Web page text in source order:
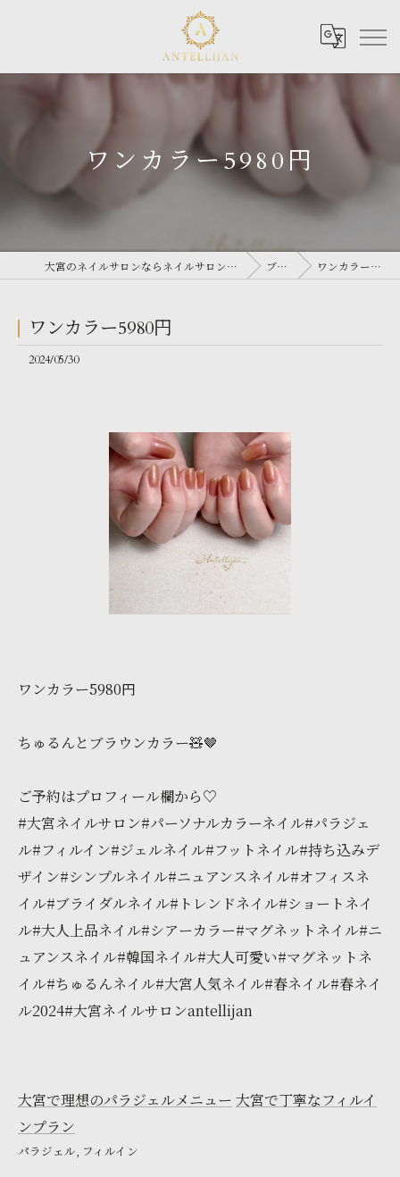
ワンカラー5980円
大宮のネイルサロンならネイルサロン Antellijan 大宮 ブログ ワンカラー5980円
ワンカラー5980円
2024/05/30
ワンカラー5980円
ちゅるんとブラウンカラー🧸🤎
ご予約はプロフィール欄から♡
#大宮ネイルサロン#パーソナルカラーネイル#パラジェ
ル#フィルイン#ジェルネイル#フットネイル#持ち込みデ
ザイン#シンプルネイル#ニュアンスネイル#オフィスネ
イル#ブライダルネイル#トレンドネイル#ショートネイ
ル#大人上品ネイル#シアーカラー#マグネットネイル#ニ
ュアンスネイル#韓国ネイル#大人可愛い#マグネットネ
イル#ちゅるんネイル#大宮人気ネイル#春ネイル#春ネイ
ル2024#大宮ネイルサロンantellijan
大宮で理想のパラジェルメニュー 大宮で丁寧なフィルイ
ンプラン
パラジェル フィルイン